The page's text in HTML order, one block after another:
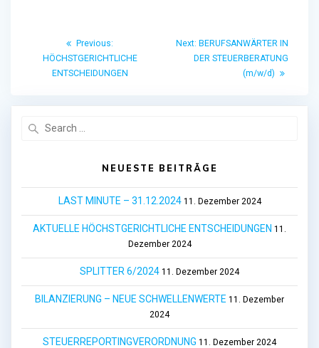
Beitragsnavigation
Previous:
post:
HÖCHSTGERICHTLICHE
ENTSCHEIDUNGEN
Next: Next
post:
BERUFSANWÄRTER IN
DER STEUERBERATUNG
(m/w/d)
NEUESTE BEITRÄGE
LAST MINUTE – 31.12.2024 11. Dezember 2024
AKTUELLE HÖCHSTGERICHTLICHE ENTSCHEIDUNGEN 11.
Dezember 2024
SPLITTER 6/2024 11. Dezember 2024
BILANZIERUNG – NEUE SCHWELLENWERTE 11. Dezember
2024
STEUERREPORTINGVERORDNUNG 11. Dezember 2024